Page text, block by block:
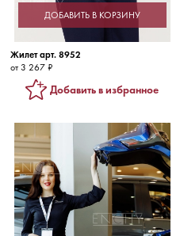
ДОБАВИТЬ В КОРЗИНУ
Жилет арт. 8952
от 3 267 ₽
Добавить в избранное